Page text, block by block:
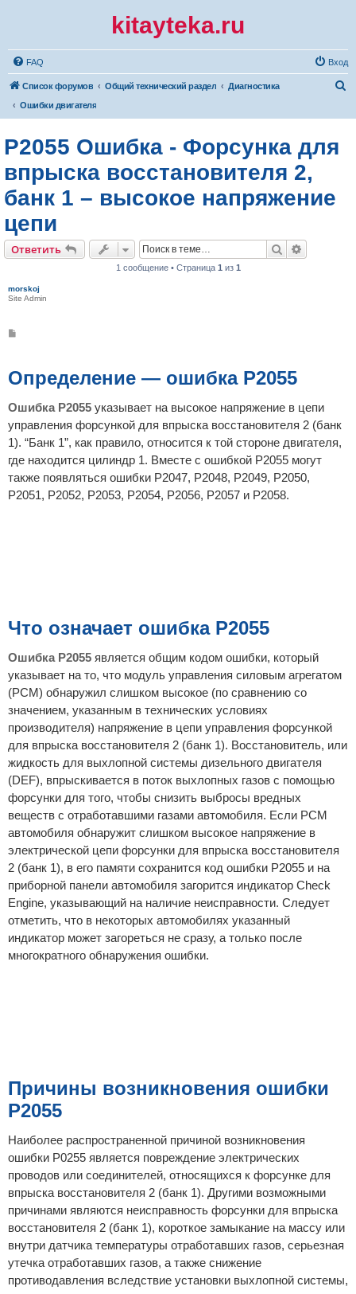
kitayteka.ru
FAQ Вход
Список форумов Общий технический раздел
Диагностика
Ошибки двигателя
P2055 Ошибка - Форсунка для
впрыска восстановителя 2,
банк 1 – высокое напряжение
цепи
Ответить Поиск
1 сообщение • Страница 1 из 1
morskoj
Site Admin
щ
е
е
Определение — ошибка P2055
Ошибка P2055 указывает на высокое напряжение в цепи
управления форсункой для впрыска восстановителя 2 (банк
1). “Банк 1”, как правило, относится к той стороне двигателя,
где находится цилиндр 1. Вместе с ошибкой P2055 могут
также появляться ошибки P2047, P2048, P2049, P2050,
P2051, P2052, P2053, P2054, P2056, P2057 и P2058.
Что означает ошибка P2055
Ошибка P2055 является общим кодом ошибки, который
указывает на то, что модуль управления силовым агрегатом
(PCM) обнаружил слишком высокое (по сравнению со
значением, указанным в технических условиях
производителя) напряжение в цепи управления форсункой
для впрыска восстановителя 2 (банк 1). Восстановитель, или
жидкость для выхлопной системы дизельного двигателя
(DEF), впрыскивается в поток выхлопных газов с помощью
форсунки для того, чтобы снизить выбросы вредных
веществ с отработавшими газами автомобиля. Если PCM
автомобиля обнаружит слишком высокое напряжение в
электрической цепи форсунки для впрыска восстановителя
2 (банк 1), в его памяти сохранится код ошибки P2055 и на
приборной панели автомобиля загорится индикатор Check
Engine, указывающий на наличие неисправности. Следует
отметить, что в некоторых автомобилях указанный
индикатор может загореться не сразу, а только после
многократного обнаружения ошибки.
Причины возникновения ошибки
P2055
Наиболее распространенной причиной возникновения
ошибки P0255 является повреждение электрических
проводов или соединителей, относящихся к форсунке для
впрыска восстановителя 2 (банк 1). Другими возможными
причинами являются неисправность форсунки для впрыска
восстановителя 2 (банк 1), короткое замыкание на массу или
внутри датчика температуры отработавших газов, серьезная
утечка отработавших газов, а также снижение
противодавления вследствие установки выхлопной системы,